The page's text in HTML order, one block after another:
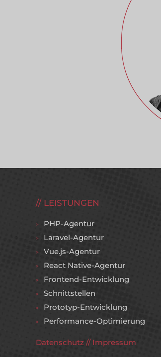
LEISTUNGEN
PHP-Agentur
Laravel-Agentur
Vue.js-Agentur
React Native-Agentur
Frontend-Entwicklung
Schnittstellen
Prototyp-Entwicklung
Performance-Optimierung
Datenschutz // Impressum